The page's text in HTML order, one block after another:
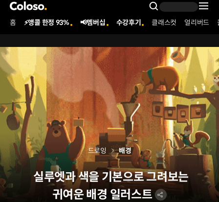
콜로소
Search
Coloso Menu
홈 ⚡앵콜 한정 93% 📢멤버십 수강후기 클래스컷 얼리버드
실루엣과 색을 기본으로 그려보는
귀여운 배경 일러스트
드로잉 배경